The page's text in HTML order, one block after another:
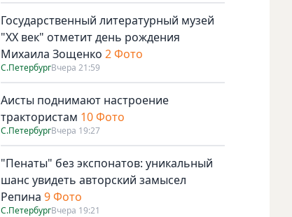
Государственный литературный музей
"ХХ век" отметит день рождения
Михаила Зощенко 2 Фото
С.ПетербургВчера 21:59
Аисты поднимают настроение
трактористам 10 Фото
С.ПетербургВчера 19:27
"Пенаты" без экспонатов: уникальный
шанс увидеть авторский замысел
Репина 9 Фото
С.ПетербургВчера 19:21